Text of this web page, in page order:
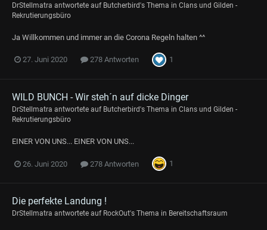
DrStellmatra antwortete auf Butcherbird's Thema in Clans und Gilden -
Rekrutierungsbüro
Ja Willkommen und immer an die Corona Regeln halten ^^
27. Juni 2020 278 Antworten 1
WILD BUNCH - Wir steh´n auf dicke Dinger
DrStellmatra antwortete auf Butcherbird's Thema in Clans und Gilden -
Rekrutierungsbüro
EINER VON UNS... EINER VON UNS...
26. Juni 2020 278 Antworten 1
Die perfekte Landung !
DrStellmatra antwortete auf RockOut's Thema in Bereitschaftsraum